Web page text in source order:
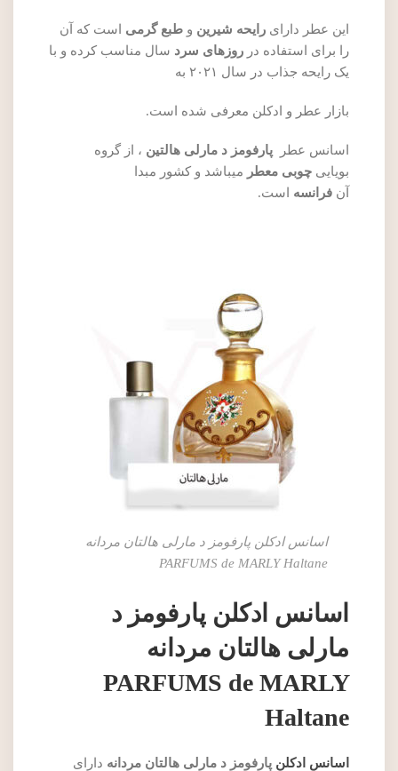
این عطر دارای رایحه شیرین و طبع گرمی
است که آن
را برای استفاده در روزهای سرد سال مناسب کرده و با
یک رایحه جذاب در سال ۲۰۲۱ به
بازار عطر و ادکلن معرفی شده است.
اسانس عطر پارفومز د مارلی هالتین ، از گروه
بویایی چوبی معطر میباشد و کشور مبدا
آن فرانسه است.
اسانس ادکلن پارفومز د مارلی هالتان مردانه
PARFUMS de MARLY Haltane
اسانس ادکلن پارفومز د
مارلی هالتان مردانه
PARFUMS de MARLY
Haltane
اسانس ادکلن پارفومز د مارلی هالتان مردانه دارای